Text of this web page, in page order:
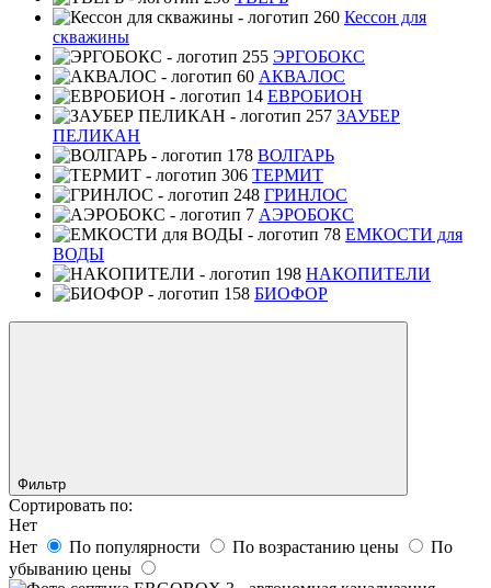
Кессон для
скважины
ЭРГОБОКС
АКВАЛОС
ЕВРОБИОН
ЗАУБЕР
ПЕЛИКАН
ВОЛГАРЬ
ТЕРМИТ
ГРИНЛОС
АЭРОБОКС
ЕМКОСТИ для
ВОДЫ
НАКОПИТЕЛИ
БИОФОР
Фильтр
Сортировать по:
Нет
Нет
По популярности По возрастанию цены
По
убыванию цены